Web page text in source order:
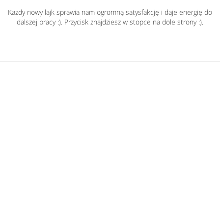
Każdy nowy lajk sprawia nam ogromną satysfakcję i daje energię do
dalszej pracy :). Przycisk znajdziesz w stopce na dole strony :).